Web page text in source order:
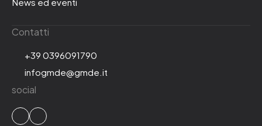
News ed eventi
Contatti
+39 0396091790
infogmde@gmde.it
social